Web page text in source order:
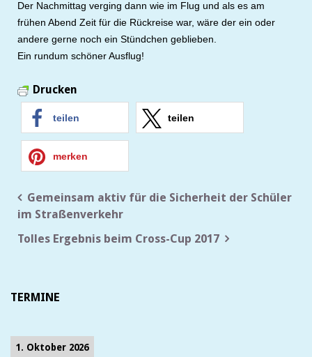
Der Nachmittag verging dann wie im Flug und als es am
frühen Abend Zeit für die Rückreise war, wäre der ein oder
andere gerne noch ein Stündchen geblieben.
Ein rundum schöner Ausflug!
Drucken
teilen teilen
merken
Beitragsnavigation
Gemeinsam aktiv für die Sicherheit der Schüler
im Straßenverkehr
Tolles Ergebnis beim Cross-Cup 2017
TERMINE
1. Oktober 2026